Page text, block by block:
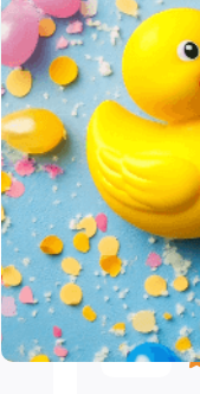
a refreshing cool
the exact
shut-off valves
for an optimal
your showers
and reputed
This
not only adds
Roos